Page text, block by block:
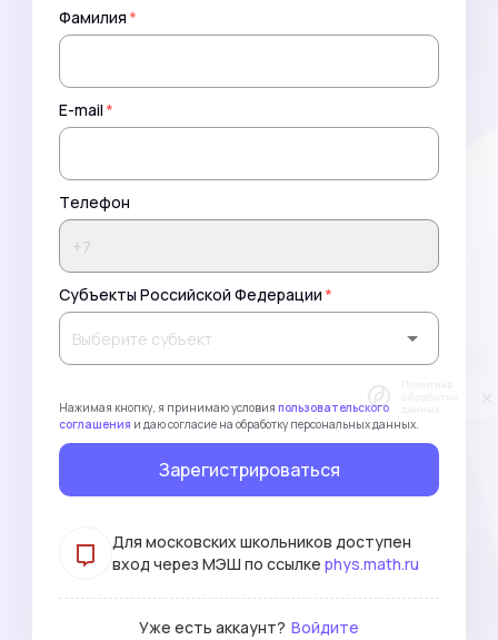
Фамилия *
E-mail *
Телефон
Субъекты Российской Федерации *
Нажимая кнопку, я принимаю условия пользовательского
соглашения и даю согласие на обработку персональных данных.
Зарегистрироваться
Для московских школьников доступен
вход через МЭШ по ссылке phys.math.ru
Уже есть аккаунт? Войдите